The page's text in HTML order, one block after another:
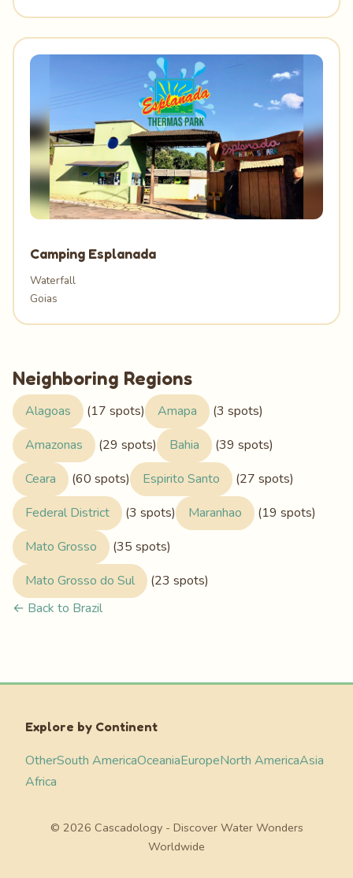
Camping Esplanada
Waterfall
Goias
Neighboring Regions
Alagoas (17 spots) Amapa
(3 spots)
Amazonas
(29 spots) Bahia
(39 spots)
Ceara
(60 spots) Espirito Santo
(27 spots)
Federal District
(3 spots) Maranhao
(19 spots)
Mato Grosso
(35 spots)
Mato Grosso do Sul
(23 spots)
← Back to Brazil
Explore by Continent
OtherSouth AmericaOceaniaEuropeNorth AmericaAsia
Africa
© 2026 Cascadology - Discover Water Wonders
Worldwide